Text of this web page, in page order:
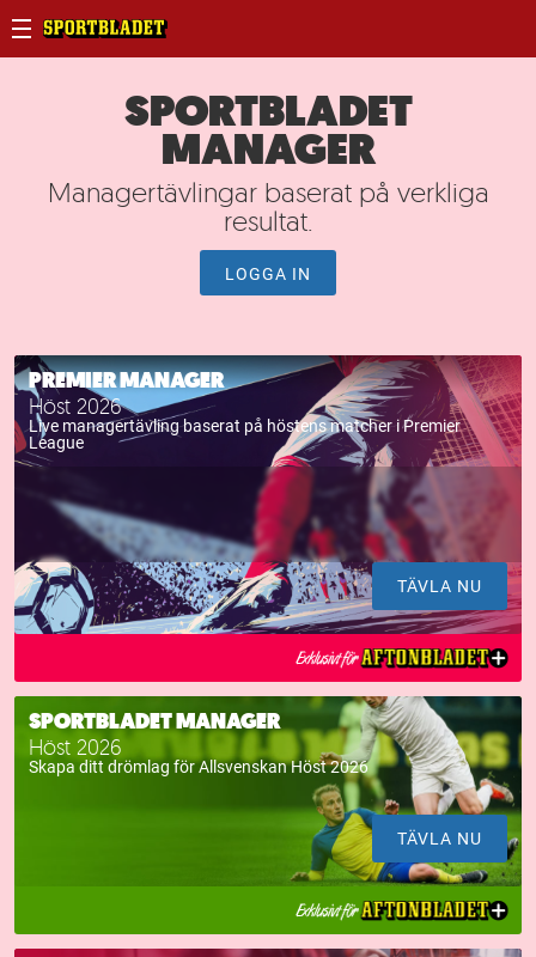
SPORTBLADET
MANAGER
Managertävlingar baserat på verkliga
resultat.
LOGGA IN
PREMIER MANAGER
Höst 2026
Live managertävling baserat på höstens matcher i Premier
League
TÄVLA NU
SPORTBLADET MANAGER
Höst 2026
Skapa ditt drömlag för Allsvenskan Höst 2026
TÄVLA NU